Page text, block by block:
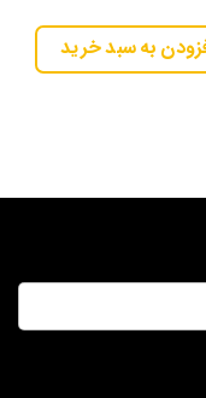
به سبد خرید